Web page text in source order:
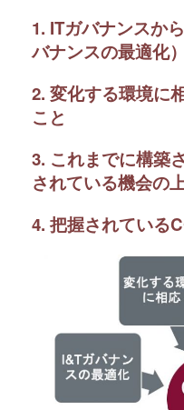
1. ITガバナンスか
バナンスの最適化）
2. 変化する環境に
こと
3. これまでに構築
されている機会の
4. 把握されている